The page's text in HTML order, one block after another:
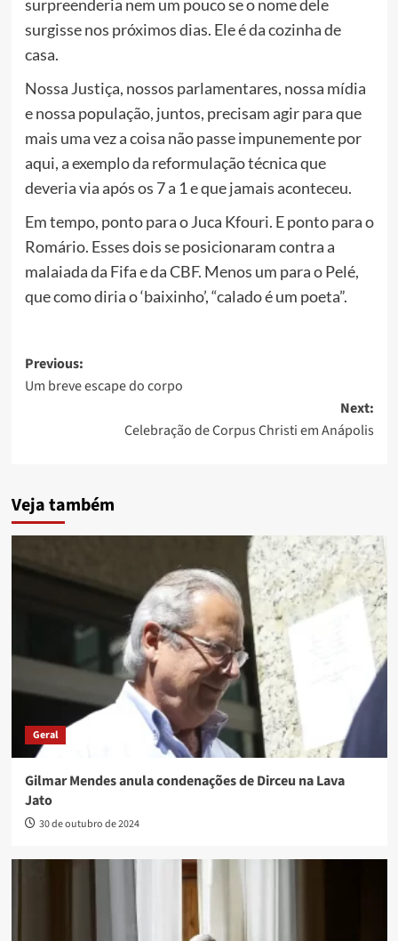
surpreenderia nem um pouco se o nome dele
surgisse nos próximos dias. Ele é da cozinha de
casa.
Nossa Justiça, nossos parlamentares, nossa mídia
e nossa população, juntos, precisam agir para que
mais uma vez a coisa não passe impunemente por
aqui, a exemplo da reformulação técnica que
deveria via após os 7 a 1 e que jamais aconteceu.
Em tempo, ponto para o Juca Kfouri. E ponto para o
Romário. Esses dois se posicionaram contra a
malaiada da Fifa e da CBF. Menos um para o Pelé,
que como diria o ‘baixinho’, “calado é um poeta”.
Post
navigation
Previous:
Um breve escape do corpo
Next:
Celebração de Corpus Christi em Anápolis
Veja também
Geral
Gilmar Mendes anula condenações de Dirceu na Lava
Jato
30 de outubro de 2024